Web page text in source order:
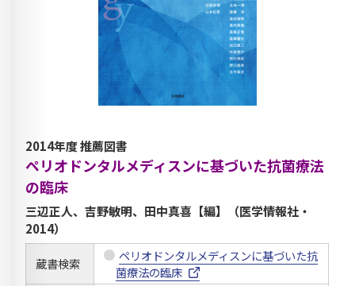
2014年度 推薦図書
ペリオドンタルメディスンに基づいた抗菌療法
の臨床
三辺正人、吉野敏明、田中真喜【編】（医学情報社・
2014）
蔵書検索
ペリオドンタルメディスンに基づいた抗
菌療法の臨床